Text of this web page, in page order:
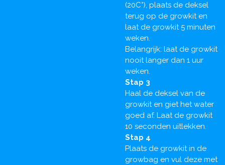
(20C°), plaats de deksel
terug op de growkit en
laat de growkit 5 minuten
weken.
Belangrijk: laat de growkit
nooit langer dan 1 uur
weken.
Stap 3
Haal de deksel van de
growkit en giet het water
goed af. Laat de growkit
10 seconden uitlekken.
Stap 4
Plaats de growkit in de
growbag en vul deze met